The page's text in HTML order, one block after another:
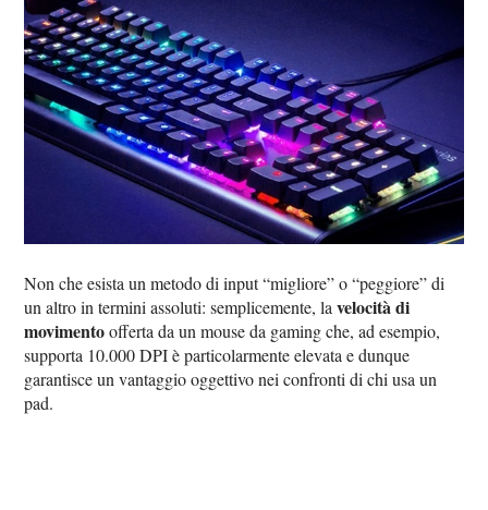
Non che esista un metodo di input “migliore” o “peggiore” di
un altro in termini assoluti: semplicemente, lavelocità di
movimentoofferta da un mouse da gaming che, ad esempio,
supporta 10.000 DPI è particolarmente elevata e dunque
garantisce un vantaggio oggettivo nei confronti di chi usa un
pad.